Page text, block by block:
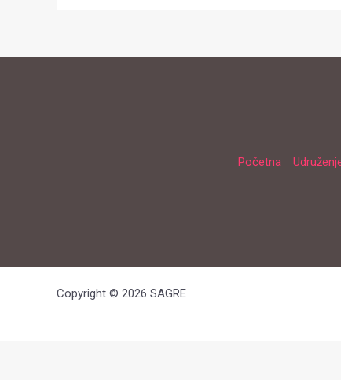
Početna
Copyright © 2026 SAGRE